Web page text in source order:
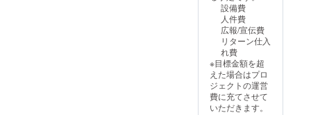
時間
は、事
前準備
から後
まで含
めて
（開錠
から施
錠ま
了後にお送りす
るメールをご確
認ください。
設備費
人件費
広報/宣伝費
リターン仕入
れ費
※目標金額を超
えた場合はプロ
ジェクトの運営
費に充てさせて
いただきます。